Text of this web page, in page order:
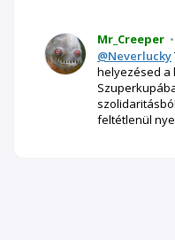
Mr_Creeper •
@Neverlucky
helyezésed a
feltétlenül